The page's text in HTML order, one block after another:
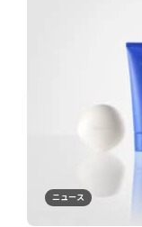
ニュース